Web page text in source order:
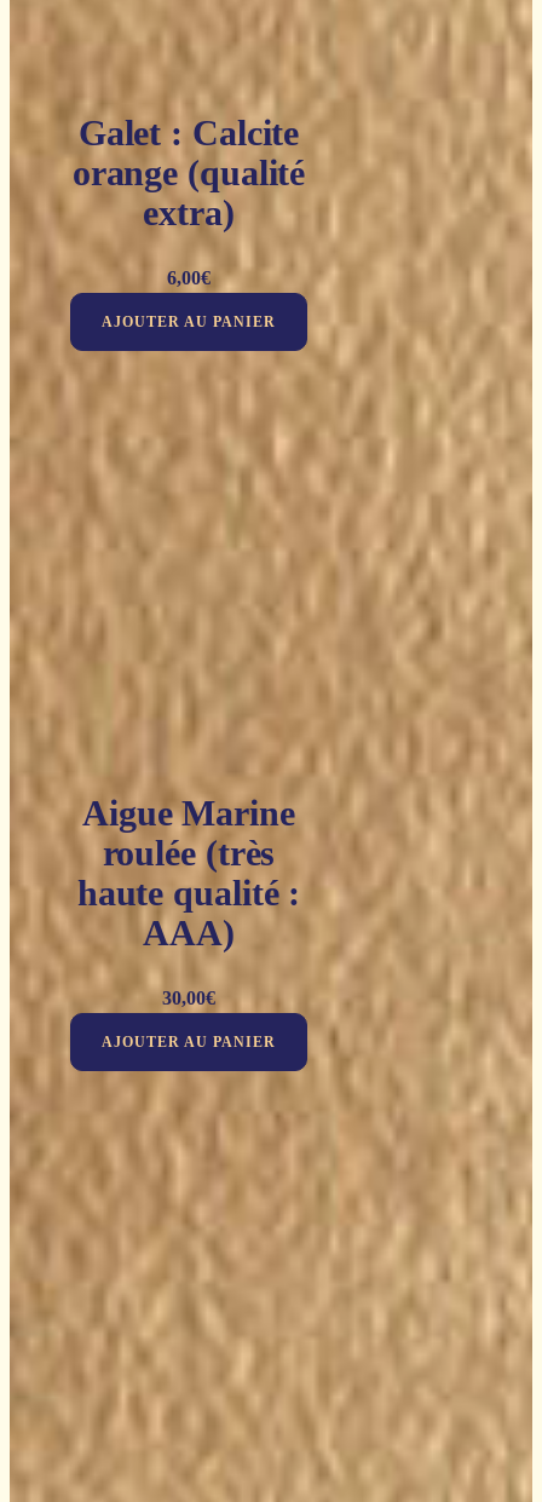
Galet : Calcite
orange (qualité
extra)
6,00€
AJOUTER AU PANIER
Aigue Marine
roulée (très
haute qualité :
AAA)
30,00€
AJOUTER AU PANIER